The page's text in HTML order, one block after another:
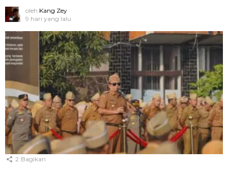
oleh Kang Zey
9 hari yang lalu
2 Bagikan